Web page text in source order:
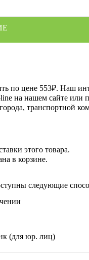
по цене 553₽. Наш
на нашем сайте или
транспортной
этого товара.
в корзине.
следующие
(для юр. лиц)